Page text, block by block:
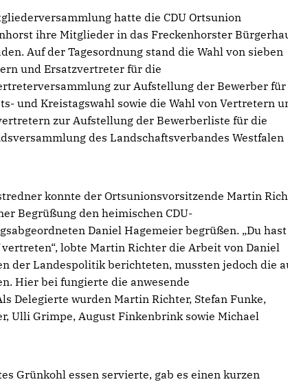
hatte die CDU Ortsunion
ihre Mitglieder in das Freckenhorster
Auf der Tagesordnung stand die Wahl von sieben
und Ersatzvertreter für die
zur Aufstellung der Bewerber für
und Kreistagswahl sowie die Wahl von Vertretern
zur Aufstellung der Bewerberliste für die
des Landschaftsverbandes Westfalen
konnte der Ortsunionsvorsitzende Martin
Begrüßung den heimischen CDU-
Daniel Hagemeier begrüßen. „Du
lobte Martin Richter die Arbeit von Daniel
der Landespolitik berichteten, mussten jedoch die
Hier bei fungierte die anwesende
Delegierte wurden Martin Richter, Stefan Funke,
Ulli Grimpe, August Finkenbrink sowie Michael
Grünkohl essen servierte, gab es einen kurzen